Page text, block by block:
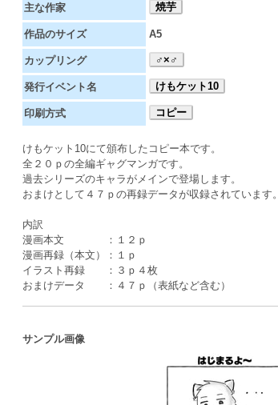
主な作家 焼芋
作品のサイズ A5
カップリング ♂×♂
発行イベント名 けもケット10
印刷方式 コピー
けもケット10にて頒布したコピー本です。
全２０ｐの全編ギャグマンガです。
過去シリーズのキャラがメインで登場します。
おまけとして４７ｐの再録データが収録されています。
内訳
漫画本文 ：１２ｐ
漫画再録（本文）：１ｐ
イラスト再録 ：３ｐ４枚
おまけデータ ：４７ｐ（表紙など含む）
サンプル画像